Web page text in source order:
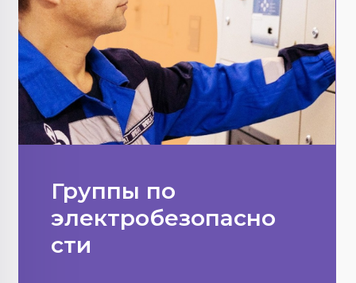
Группы по
электробезопасно
сти